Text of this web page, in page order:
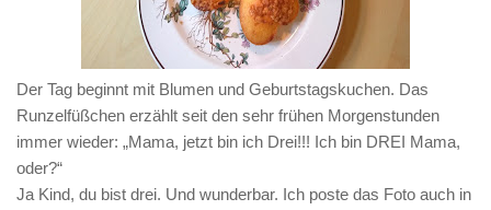
Der Tag beginnt mit Blumen und Geburtstagskuchen. Das
Runzelfüßchen erzählt seit den sehr frühen Morgenstunden
immer wieder: „Mama, jetzt bin ich Drei!!! Ich bin DREI Mama,
oder?“
Ja Kind, du bist drei. Und wunderbar. Ich poste das Foto auch in